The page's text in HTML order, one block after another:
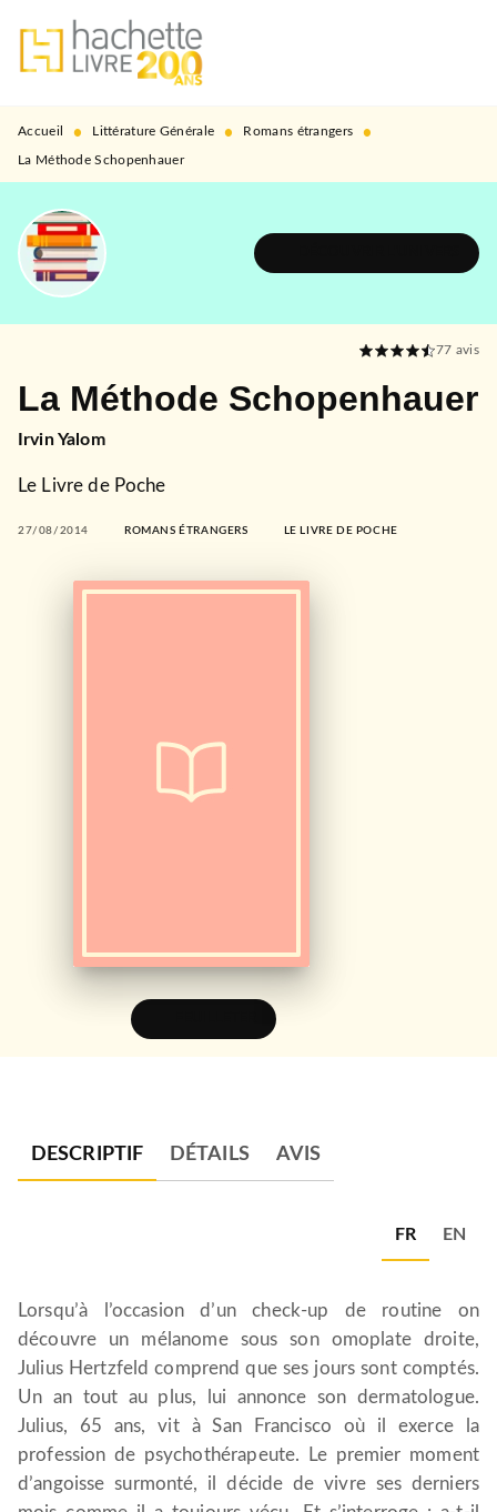
MENU RECHERCHE
PIED DE PAGE
Accueil • Littérature Générale • Romans étrangers •
La Méthode Schopenhauer
77 avis
La Méthode Schopenhauer
Irvin Yalom
Le Livre de Poche
27/08/2014 ROMANS ÉTRANGERS LE LIVRE DE POCHE
DESCRIPTIF DÉTAILS AVIS
FR EN
Lorsqu’à l’occasion d’un check-up de routine on
découvre un mélanome sous son omoplate droite,
Julius Hertzfeld comprend que ses jours sont comptés.
Un an tout au plus, lui annonce son dermatologue.
Julius, 65 ans, vit à San Francisco où il exerce la
profession de psychothérapeute. Le premier moment
d’angoisse surmonté, il décide de vivre ses derniers